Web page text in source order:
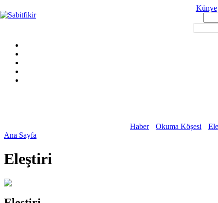
Künye
Haber Okuma Köşesi
Ana Sayfa
Eleştiri